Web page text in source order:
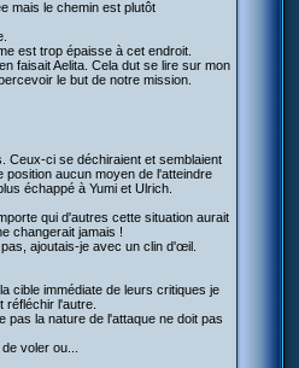
mais le chemin est plutôt
est trop épaisse à cet endroit.
faisait Aelita. Cela dut se lire sur mon
le but de notre mission.
Ceux-ci se déchiraient et semblaient
aucun moyen de l'atteindre
échappé à Yumi et Ulrich.
qui d'autres cette situation aurait
changerait jamais !
ajoutais-je avec un clin d'œil.
cible immédiate de leurs critiques je
l'autre.
pas la nature de l'attaque ne doit pas
voler ou...